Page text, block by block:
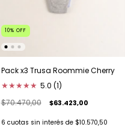
10% OFF
Pack x3 Trusa Roommie Cherry
★★★★★ 5.0 (1)
$70.470,00
$63.423,00
6 cuotas sin interés de $10.570,50